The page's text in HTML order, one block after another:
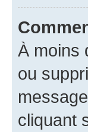
À moins
ou
cliquant